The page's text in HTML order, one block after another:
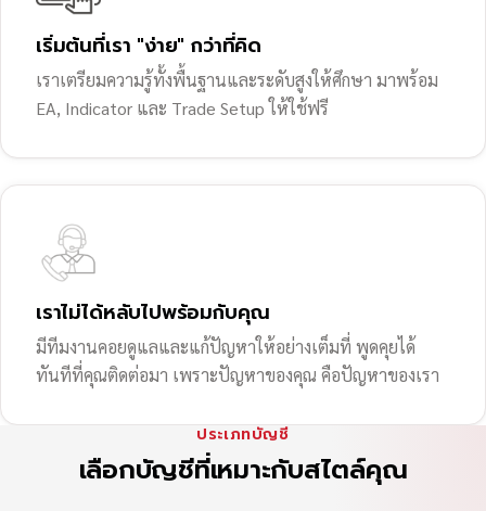
เริ่มต้นที่เรา "ง่าย" กว่าที่คิด
เราเตรียมความรู้ทั้งพื้นฐานและระดับสูงให้ศึกษา มาพร้อม
EA, Indicator และ Trade Setup ให้ใช้ฟรี
เราไม่ได้หลับไปพร้อมกับคุณ
มีทีมงานคอยดูแลและแก้ปัญหาให้อย่างเต็มที่ พูดคุยได้
ทันทีที่คุณติดต่อมา เพราะปัญหาของคุณ คือปัญหาของเรา
ประเภทบัญชี
เลือกบัญชีที่เหมาะกับสไตล์คุณ